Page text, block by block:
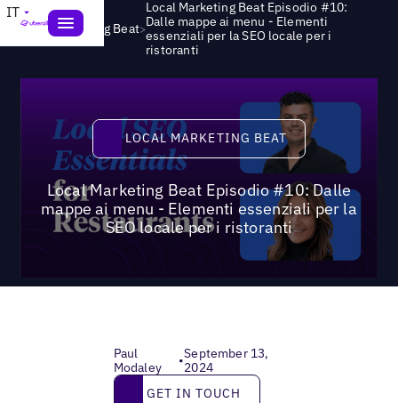
IT
Local Marketing Beat>
Local Marketing Beat Episodio #10:
Dalle mappe ai menu - Elementi
essenziali per la SEO locale per i
ristoranti
Local Marketing Beat
LOCAL MARKETING BEAT
Local Marketing Beat Episodio #10: Dalle
mappe ai menu - Elementi essenziali per la
SEO locale per i ristoranti
Paul
Modaley
•September 13,
2024
Get in touch
GET IN TOUCH